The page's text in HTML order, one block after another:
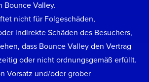
Bounce Valley.
nicht für Folgeschäden,
indirekte Schäden des Besuchers,
dass Bounce Valley den Vertrag
oder nicht ordnungsgemäß erfüllt.
Vorsatz und/oder grober